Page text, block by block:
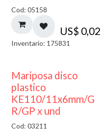
Cod: 05158
US$ 0,02
Inventario: 175831
Mariposa disco
plastico
KE110/11x6mm/G
R/GP x und
Cod: 03211